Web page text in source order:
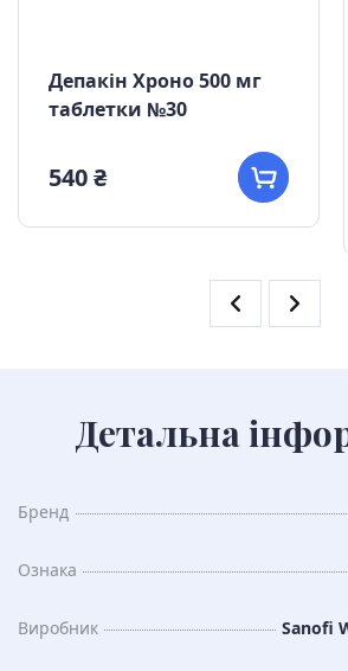
Депакін Хроно 500 мг
таблетки №30
540 ₴
Детальна
Бренд
Ознака
Виробник Sanofi